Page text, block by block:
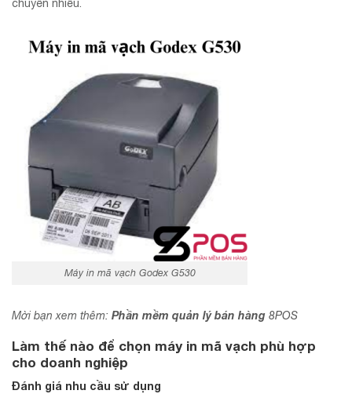
chuyển nhiều.
Máy in mã vạch Godex G530
Mời bạn xem thêm: Phần mềm quản lý bán hàng 8POS
Làm thế nào để chọn máy in mã vạch phù hợp
cho doanh nghiệp
Đánh giá nhu cầu sử dụng